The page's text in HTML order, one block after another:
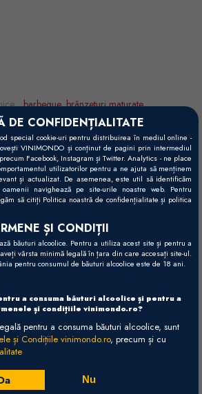
DE CONFIDENȚIALITATE
special cookie-uri pentru distribuirea în mediul online -
VINIMONDO și conținut de pagini prin intermediul
Facebook, Instagram și Twitter. Analytics - ne place
utilizatorilor pentru a ne ajuta să menținem
și actualizat. De asemenea, este util să identificăm
navighează pe site-urile noastre web. Pentru
să citiți Politica noastră de confidențialitate și politica
ȘI CONDIȚII
băuturi alcoolice. Pentru a utiliza acest site și pentru a
vârsta minimă legală în țara din care accesați site-ul.
pentru consumul de băuturi alcoolice este de 18 ani.
a consuma băuturi alcoolice și pentru a
și condițiile vinimondo.ro?
pentru a consuma băuturi alcoolice, sunt
și Condițiile vinimondo.ro, precum și cu
Nu
barbeque, brânzeturi maturate,
- 18°C
bine structurate. Notele de vanilie,
roșii și negre și de prune coapte, alături
și petale de trandafir.
maturare 8 luni 50% în butoaie de stejar